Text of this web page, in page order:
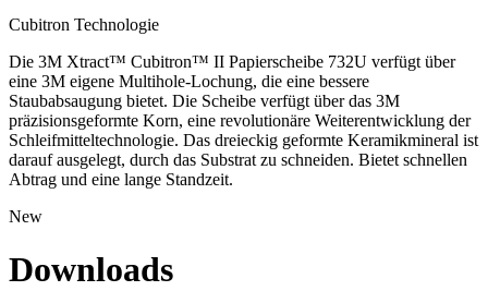
Cubitron Technologie
Die 3M Xtract™ Cubitron™ II Papierscheibe 732U verfügt über
eine 3M eigene Multihole-Lochung, die eine bessere
Staubabsaugung bietet. Die Scheibe verfügt über das 3M
präzisionsgeformte Korn, eine revolutionäre Weiterentwicklung der
Schleifmitteltechnologie. Das dreieckig geformte Keramikmineral ist
darauf ausgelegt, durch das Substrat zu schneiden. Bietet schnellen
Abtrag und eine lange Standzeit.
New
Downloads